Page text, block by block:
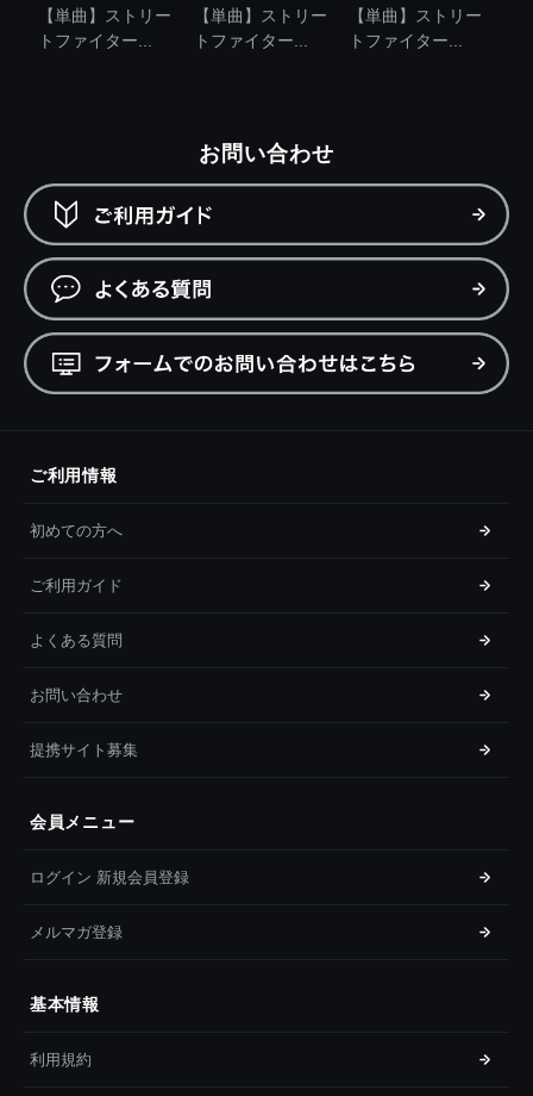
【単曲】ストリー
トファイター...
【単曲】ストリー
トファイター...
【単曲】ストリー
トファイター...
お問い合わせ
ご利用情報
初めての方へ
ご利用ガイド
よくある質問
お問い合わせ
提携サイト募集
会員メニュー
ログイン 新規会員登録
メルマガ登録
基本情報
利用規約